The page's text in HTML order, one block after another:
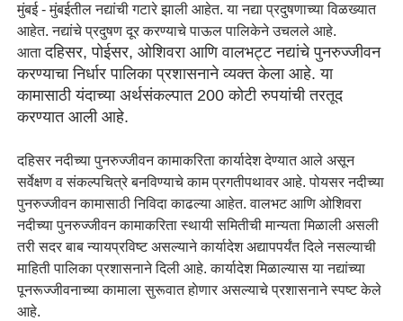
मुंबई - मुंबईतील नद्यांची गटारे झाली आहेत. या नद्या प्रदुषणाच्या विळख्यात
आहेत. नद्यांचे प्रदुषण दूर करण्याचे पाऊल पालिकेने उचलले आहे.
आतादहिसर, पोईसर, ओशिवरा आणि वालभट्ट नद्यांचे पुनरुज्जीवन
करण्याचा निर्धार पालिका प्रशासनाने व्यक्त केला आहे. या
कामासाठी यंदाच्या अर्थसंकल्पात 200 काेटी रुपयांची तरतूद
करण्यात आली आहे.
दहिसर नदीच्या पुनरुज्जीवन कामाकरिता कार्यादेश देण्यात आले असून
सर्वेक्षण व संकल्पचित्रे बनविण्याचे काम प्रगतीपथावर आहे. पोयसर नदीच्या
पुनरुज्जीवन कामासाठी निविदा काढल्या आहेत. वालभट आणि ओशिवरा
नदीच्या पुनरुज्जीवन कामाकरिता स्थायी समितीची मान्यता मिळाली असली
तरी सदर बाब न्यायप्रविष्ट असल्याने कार्यादेश अद्यापपर्यंत दिले नसल्याची
माहिती पालिका प्रशासनाने दिली आहे. कार्यादेश मिळाल्यास या नद्यांच्या
पूनरूज्जीवनाच्या कामाला सुरूवात हाेणार असल्याचे प्रशासनाने स्पष्ट केले
आहे.